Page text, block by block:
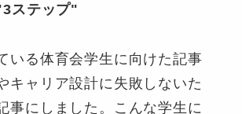
ステップ"
いる体育会学生に向けた記事
キャリア設計に失敗しないた
事にしました。こんな学生に